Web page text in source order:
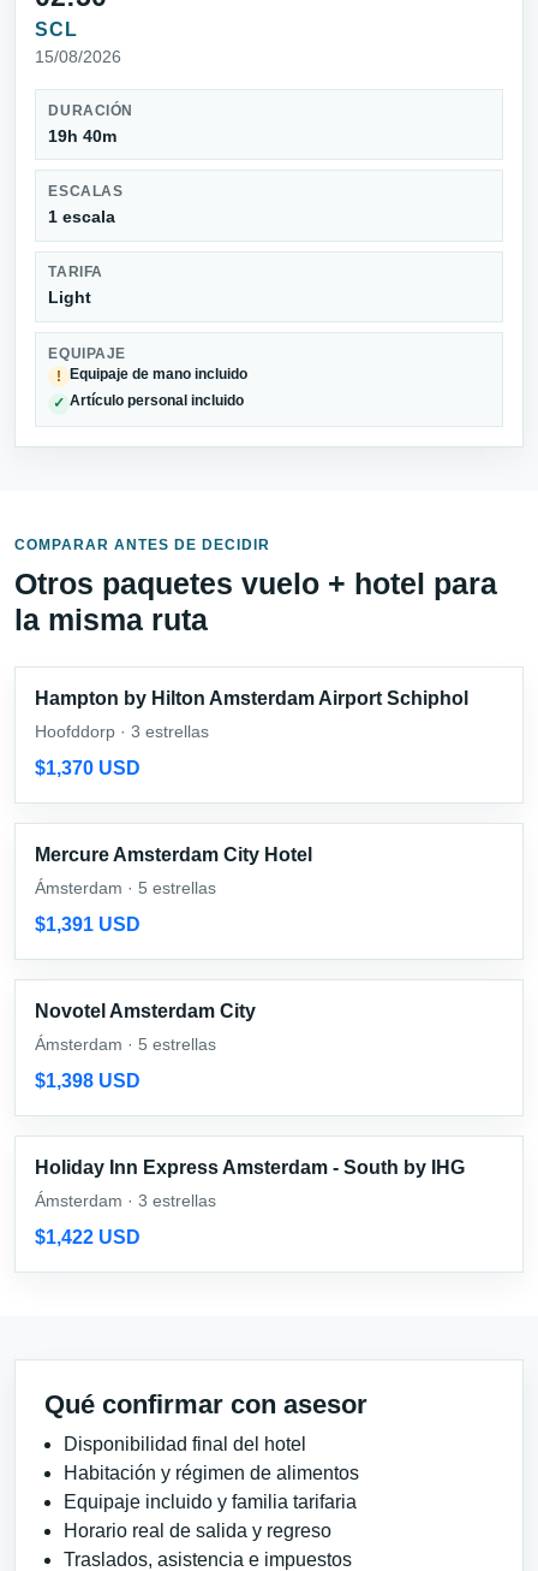
SCL
15/08/2026
DURACIÓN
19h 40m
ESCALAS
1 escala
TARIFA
Light
EQUIPAJE
!
Equipaje de mano incluido
✓ Artículo personal incluido
COMPARAR ANTES DE DECIDIR
Otros paquetes vuelo + hotel para
la misma ruta
Hampton by Hilton Amsterdam Airport Schiphol
Hoofddorp · 3 estrellas
$1,370 USD
Mercure Amsterdam City Hotel
Ámsterdam · 5 estrellas
$1,391 USD
Novotel Amsterdam City
Ámsterdam · 5 estrellas
$1,398 USD
Holiday Inn Express Amsterdam - South by IHG
Ámsterdam · 3 estrellas
$1,422 USD
Qué confirmar con asesor
Disponibilidad final del hotel
Habitación y régimen de alimentos
Equipaje incluido y familia tarifaria
Horario real de salida y regreso
Traslados, asistencia e impuestos